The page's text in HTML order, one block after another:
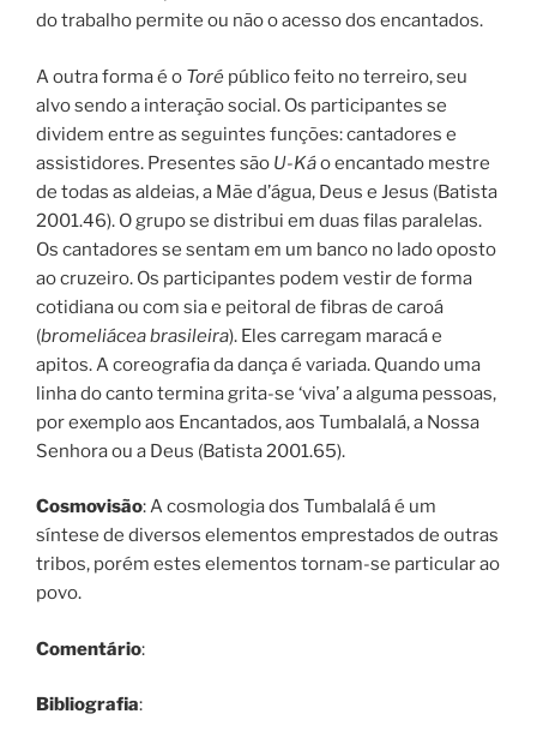
do trabalho permite ou não o acesso dos encantados.
A outra forma é o Toré público feito no terreiro, seu
alvo sendo a interação social. Os participantes se
dividem entre as seguintes funções: cantadores e
assistidores. Presentes são U-Káo encantado mestre
de todas as aldeias, a Mãe d’água, Deus e Jesus (Batista
2001.46). O grupo se distribui em duas filas paralelas.
Os cantadores se sentam em um banco no lado oposto
ao cruzeiro. Os participantes podem vestir de forma
cotidiana ou com sia e peitoral de fibras de caroá
(bromeliácea brasileira). Eles carregam maracá e
apitos. A coreografia da dança é variada. Quando uma
linha do canto termina grita-se ‘viva’ a alguma pessoas,
por exemplo aos Encantados, aos Tumbalalá, a Nossa
Senhora ou a Deus (Batista 2001.65).
Cosmovisão: A cosmologia dos Tumbalalá é um
síntese de diversos elementos emprestados de outras
tribos, porém estes elementos tornam-se particular ao
povo.
Comentário:
Bibliografia: